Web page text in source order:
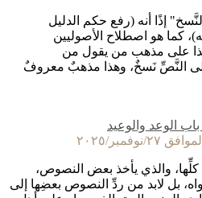
إذًا أنه (رفع حكم الدليل
كما هو اصطلاح الأصوليين
هذا على مذهب من يقول من
على النَّصِّ نَسخٌ، وهذا مذهبٌ معروفٌ
الوعد والوعيد
والذي يأخذ بعض النصوص،
بل لابد من ردِّ النصوص بعضِها إلى